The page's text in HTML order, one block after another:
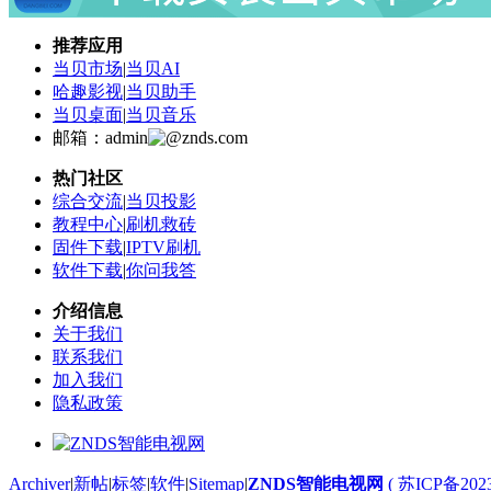
推荐应用
当贝市场|当贝AI
哈趣影视|当贝助手
当贝桌面|当贝音乐
邮箱：admin
znds.com
热门社区
综合交流|当贝投影
教程中心|刷机救砖
固件下载|IPTV刷机
软件下载|你问我答
介绍信息
关于我们
联系我们
加入我们
隐私政策
Archiver|新帖|标签|软件|Sitemap|ZNDS智能电视网 ( 苏ICP备